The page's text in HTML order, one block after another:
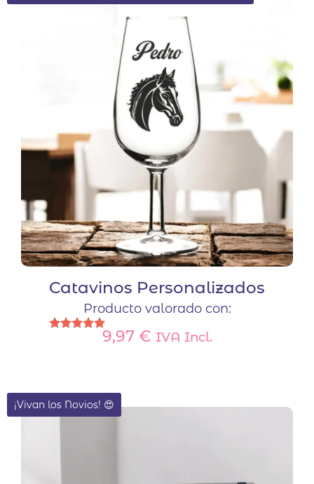
Catavinos Personalizados
Producto valorado con:
9,97 € IVA Incl.
¡Vivan los Novios! 😍